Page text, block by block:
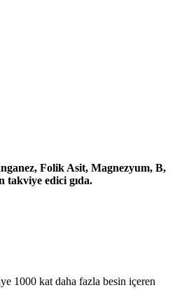
Folik Asit, Magnezyum, B,
edici gıda.
1000 kat daha fazla besin içeren